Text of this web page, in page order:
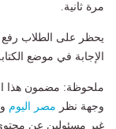
مرة ثانية.
يحظر على الطلاب
الإجابة في موضع
ملحوظة: مضمون هذا
وجهة نظر مصر اليوم
غير مسئولين عن